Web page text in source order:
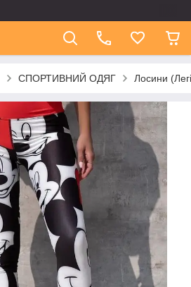
СПОРТИВНИЙ ОДЯГ Лосини